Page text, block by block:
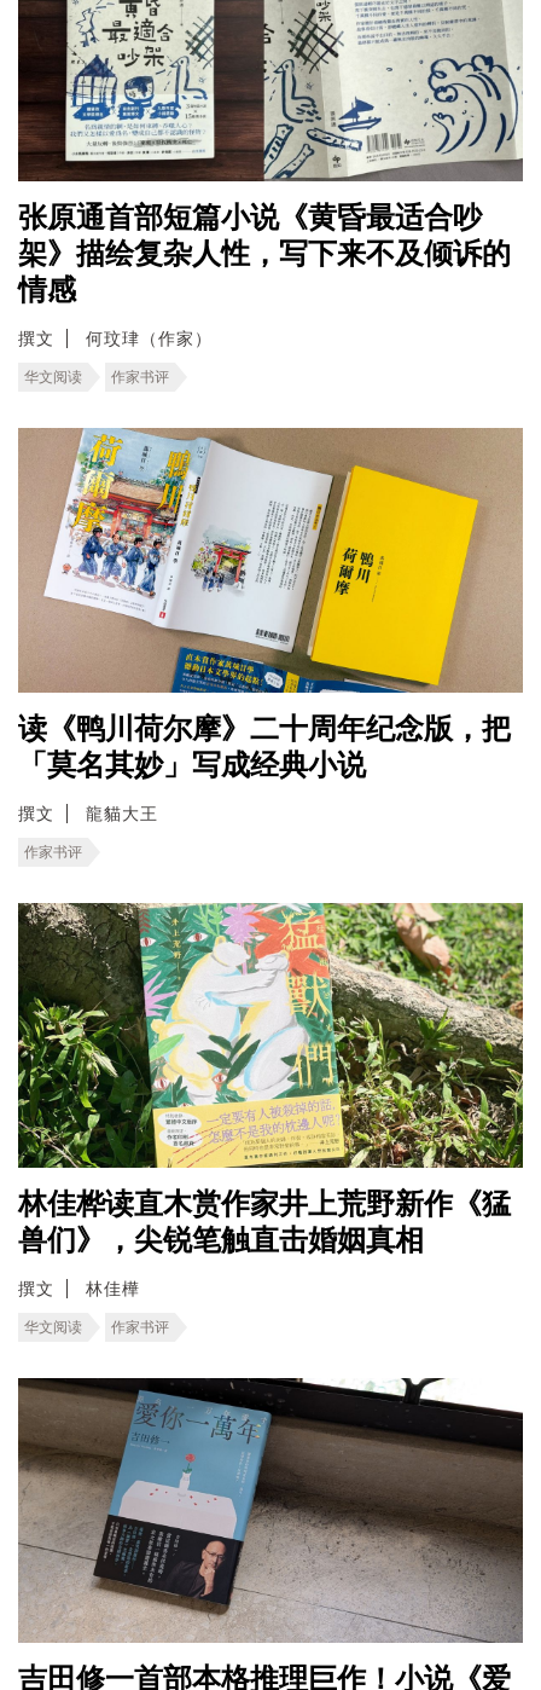
张原通首部短篇小说《黄昏最适合吵
架》描绘复杂人性，写下来不及倾诉的
情感
撰文 何玟珒（作家）
华文阅读 作家书评
读《鸭川荷尔摩》二十周年纪念版，把
「莫名其妙」写成经典小说
撰文 龍貓大王
作家书评
林佳桦读直木赏作家井上荒野新作《猛
兽们》，尖锐笔触直击婚姻真相
撰文 林佳樺
华文阅读 作家书评
吉田修一首部本格推理巨作！小说《爱